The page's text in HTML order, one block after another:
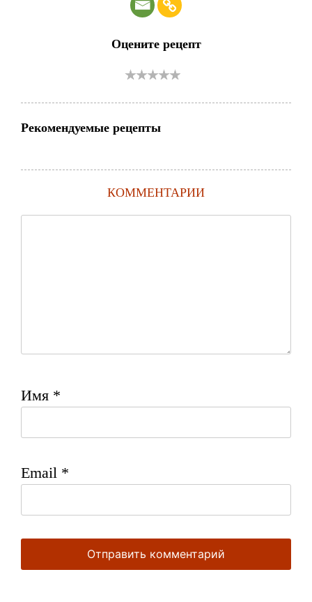
Оцените рецепт
Рекомендуемые рецепты
КОММЕНТАРИИ
Имя *
Email *